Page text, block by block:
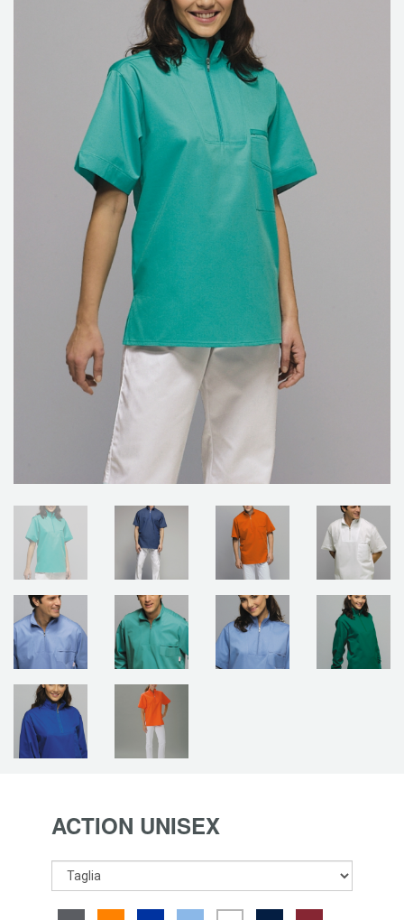
ACTION UNISEX